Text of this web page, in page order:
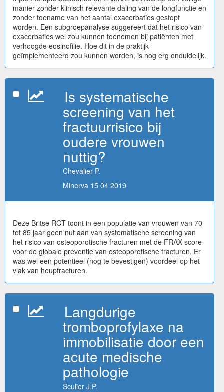
manier zonder klinisch relevante daling van de longfunctie en
zonder toename van het aantal exacerbaties gestopt
worden. Een subgroepanalyse suggereert dat het risico van
exacerbaties wel zou kunnen toenemen bij patiënten met
verhoogde eosinofilie. Hoe dit in de praktijk
geïmplementeerd zou kunnen worden, is nog erg onduidelijk.
Is systematische
screening van het
fractuurrisico bij
oudere vrouwen
nuttig?
Chevalier P.
Minerva 15 04 2019
Deze Britse RCT toont in een populatie van vrouwen van 70
tot 85 jaar geen nut aan van systematische screening van
het risico van osteoporotische fracturen met de FRAX-score
voor de globale preventie van osteoporotische fracturen. Er
was wel een potentieel (nog te bevestigen) voordeel op het
vlak van heupfracturen.
Langdurige
tromboprofylaxe na
immobilisatie door een
acute medische
pathologie
Sculier J.P.